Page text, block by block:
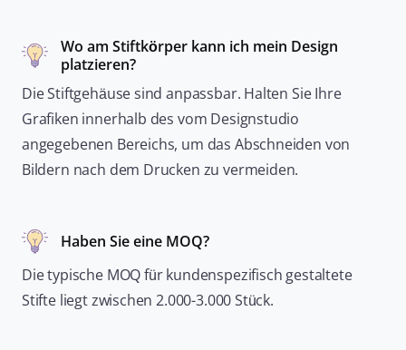
Wo am Stiftkörper kann ich mein Design
platzieren?
Die Stiftgehäuse sind anpassbar. Halten Sie Ihre
Grafiken innerhalb des vom Designstudio
angegebenen Bereichs, um das Abschneiden von
Bildern nach dem Drucken zu vermeiden.
Haben Sie eine MOQ?
Die typische MOQ für kundenspezifisch gestaltete
Stifte liegt zwischen 2.000-3.000 Stück.